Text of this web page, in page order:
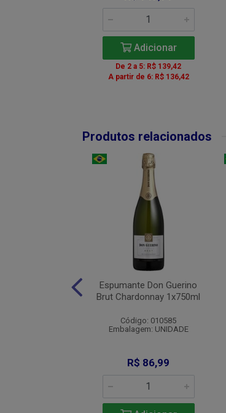
Adicionar
De 2 a 5: R$ 139,42
A partir de 6: R$ 136,42
Produtos relacionados
Espumante Don Guerino
Brut Chardonnay 1x750ml
Código: 010585
Embalagem: UNIDADE
R$ 86,99